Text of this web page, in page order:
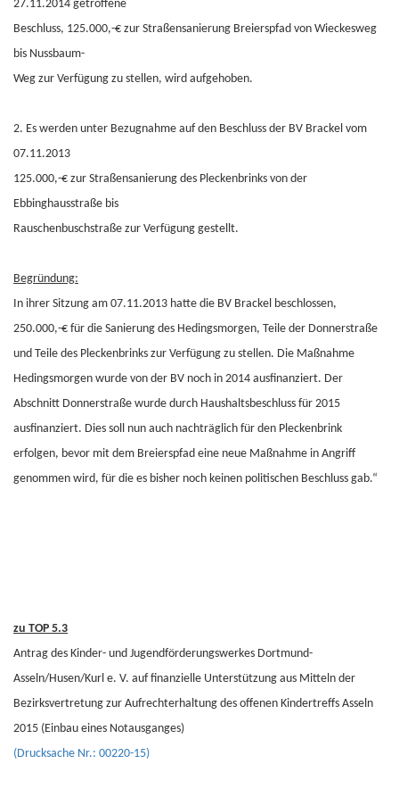
27.11.2014 getroffene
Beschluss, 125.000,-€ zur Straßensanierung Breierspfad von Wieckesweg
bis Nussbaum-
Weg zur Verfügung zu stellen, wird aufgehoben.
2. Es werden unter Bezugnahme auf den Beschluss der BV Brackel vom
07.11.2013
125.000,-€ zur Straßensanierung des Pleckenbrinks von der
Ebbinghausstraße bis
Rauschenbuschstraße zur Verfügung gestellt.
Begründung:
In ihrer Sitzung am 07.11.2013 hatte die BV Brackel beschlossen,
250.000,-€ für die Sanierung des Hedingsmorgen, Teile der Donnerstraße
und Teile des Pleckenbrinks zur Verfügung zu stellen. Die Maßnahme
Hedingsmorgen wurde von der BV noch in 2014 ausfinanziert. Der
Abschnitt Donnerstraße wurde durch Haushaltsbeschluss für 2015
ausfinanziert. Dies soll nun auch nachträglich für den Pleckenbrink
erfolgen, bevor mit dem Breierspfad eine neue Maßnahme in Angriff
genommen wird, für die es bisher noch keinen politischen Beschluss gab.“
zu TOP 5.3
Antrag des Kinder- und Jugendförderungswerkes Dortmund-
Asseln/Husen/Kurl e. V. auf finanzielle Unterstützung aus Mitteln der
Bezirksvertretung zur Aufrechterhaltung des offenen Kindertreffs Asseln
2015 (Einbau eines Notausganges)
(Drucksache Nr.: 00220-15)